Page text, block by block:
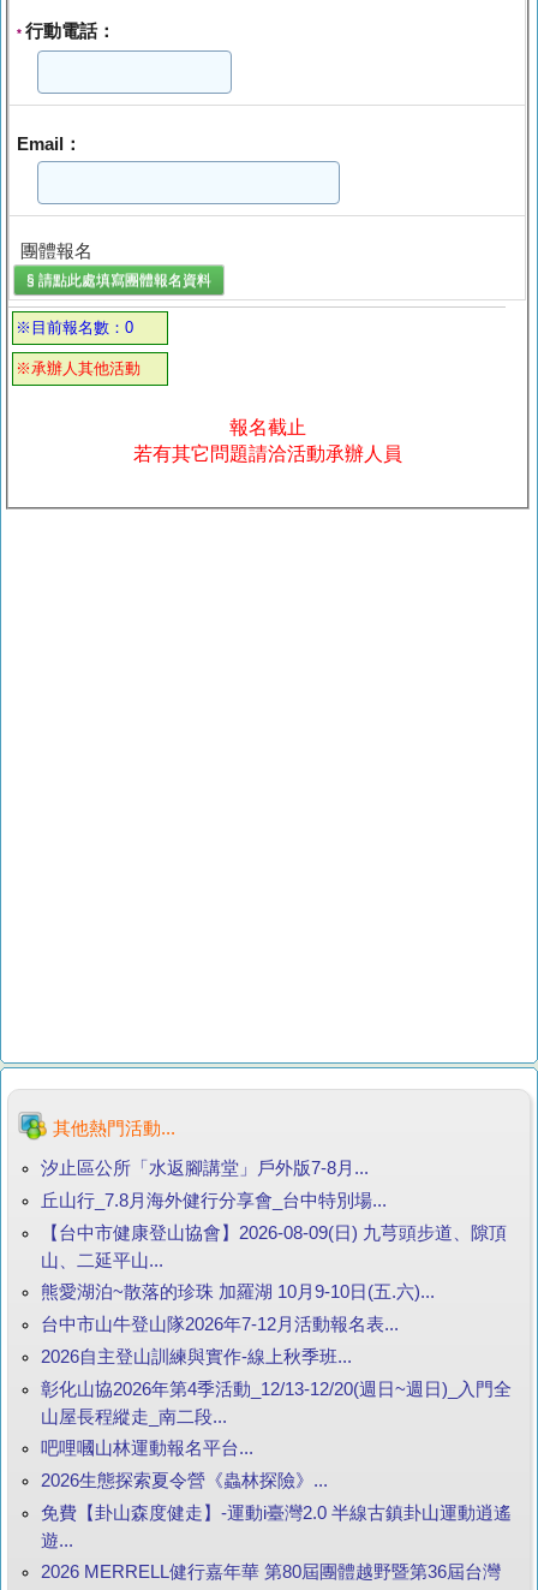
* 行動電話：
Email：
團體報名
§ 請點此處填寫團體報名 資料
※目前報名數：0
※承辦人其他活動
報名截止
若有其它問題請洽活動承辦人員
其他熱門活動...
汐止區公所「水返腳講堂」戶外版7-8月...
丘山行_7.8月海外健行分享會_台中特別場...
【台中市健康登山協會】2026-08-09(日) 九芎頭步道、隙頂
山、二延平山...
熊愛湖泊~散落的珍珠 加羅湖 10月9-10日(五.六)...
台中市山牛登山隊2026年7-12月活動報名表...
2026自主登山訓練與實作-線上秋季班...
彰化山協2026年第4季活動_12/13-12/20(週日~週日)_入門全
山屋長程縱走_南二段...
吧哩嘓山林運動報名平台...
2026生態探索夏令營《蟲林探險》...
免費【卦山森度健走】-運動i臺灣2.0 半線古鎮卦山運動逍遙
遊...
2026 MERRELL健行嘉年華 第80屆團體越野暨第36屆台灣